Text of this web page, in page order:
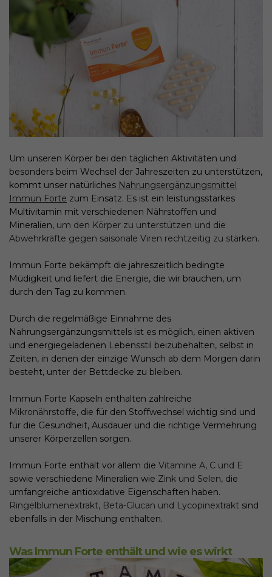
Um unseren Körper bei den täglichen Aktivitäten und
besonders beim Wechsel der Jahreszeiten zu unterstützen,
kommt unser natürliches Nahrungsergänzungsmittel
Immun Forte zum Einsatz. Es ist ein leistungsstarkes
Multivitamin mit verschiedenen Nährstoffen und
Mineralien, um den Körper zu unterstützen und die
Abwehrkräfte gegen saisonale Viren rechtzeitig zu stärken.
Immun Forte bekämpft die jahreszeitlich bedingte
Müdigkeit und liefert die Energie, die wir brauchen, um
durch den Tag zu kommen.
Durch die regelmäßige Einnahme des
Nahrungsergänzungsmittels ist es möglich, einen aktiven
und energiegeladenen Lebensstil beizubehalten, selbst in
Zeiten, in denen der einzige Wunsch ab dem Morgen darin
besteht, unter der Bettdecke zu bleiben.
Immun Forte Kapseln enthalten zahlreiche
Mikronährstoffe, die für den Stoffwechsel wichtig sind und
für die Gesundheit, Ausdauer und die richtige Vermehrung
unserer Körperzellen sorgen.
Immun Forte enthält vor allem die Vitamine A, C und E
sowie verschiedene Mineralien wie Zink und Selen, die
umfangreiche antioxidative Eigenschaften haben.
Ringelblumenextrakt, Beta-Glucan und Lycopinextrakt sind
ebenfalls in der Mischung enthalten.
Was Immun Forte enthält und wie es wirkt